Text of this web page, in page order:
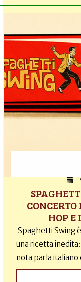
HOP
Spaghetti Swing
una ricetta inedita:
nota parla italiano